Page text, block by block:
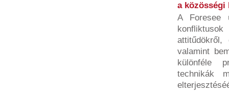
a közösségi
A Foresee
attitűdökről,
valamint
különféle
technikák